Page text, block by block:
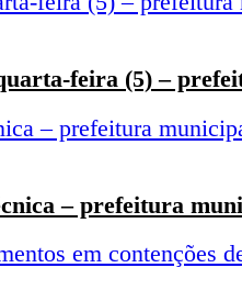
feira (5) –
– prefeitura